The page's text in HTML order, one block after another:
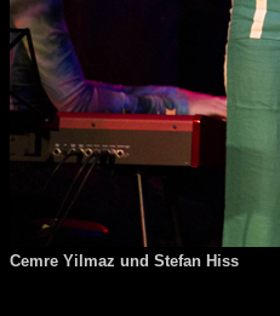
Cemre Yilmaz und Stefan Hiss